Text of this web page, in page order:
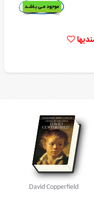
David Copperfield